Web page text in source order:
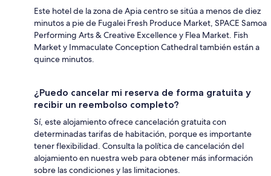
Este hotel de la zona de Apia centro se sitúa a menos de diez
minutos a pie de Fugalei Fresh Produce Market, SPACE Samoa
Performing Arts & Creative Excellence y Flea Market. Fish
Market y Immaculate Conception Cathedral también están a
quince minutos.
¿Puedo cancelar mi reserva de forma gratuita y
recibir un reembolso completo?
Sí, este alojamiento ofrece cancelación gratuita con
determinadas tarifas de habitación, porque es importante
tener flexibilidad. Consulta la política de cancelación del
alojamiento en nuestra web para obtener más información
sobre las condiciones y las limitaciones.